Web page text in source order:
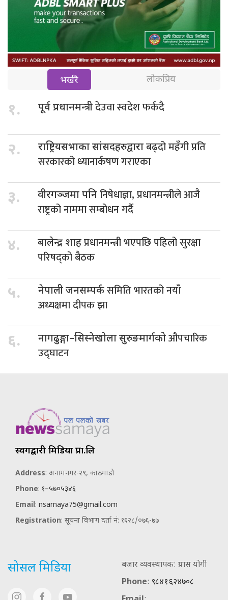
भर्खरै लोकप्रिय
१. पूर्व प्रधानमन्त्रीदेउवा स्वदेश फर्कदै
२. राष्ट्रियसभाका सांसदहरुद्वाराबढ्दो महँगी प्रति
सरकारको ध्यानार्कषण गराएका
३. वीरगञ्जमा पनिनिषेधाज्ञा, प्रधानमन्त्रीले आजै
राष्ट्रको नाममा सम्बोधन गर्दै
४. बालेन्द्र शाहप्रधानमन्त्री भएपछि पहिलो सुरक्षा
परिषद्को बैठक
५. नेपाली जनसम्पर्कसमिति भारतको नयाँ
अध्यक्षमा दीपक झा
६. नागढुङ्गा–सिस्नेखोला सुरुङमार्गकोऔपचारिक
उद्घाटन
स्वर्गद्वारी मिडिया प्रा.लि
Address: अनामनगर-२९, काठमाडौ
Phone: १–५७०५३४६
Email: nsamaya75@gmail.com
Registration: सूचना विभाग दर्ता नं: १६२८/०७६-७७
सोसल मिडिया
बजार व्यवस्थापक: प्रयास योगी
Phone: ९८४१६२४७०८